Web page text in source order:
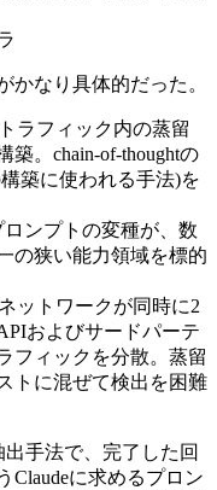
かなり具体的だった。
ラフィック内の蒸留
。chain-of-thoughtの
築に使われる手法)を
ンプトの変種が、数
の狭い能力領域を標的
ットワークが同時に2
およびサードパーテ
フィックを分散。蒸留
トに混ぜて検出を困難
出手法で、完了した回
Claudeに求めるプロン